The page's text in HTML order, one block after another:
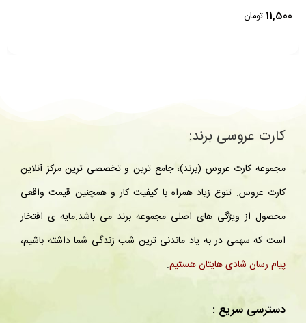
تومان 6,300
کارت عروسی برند:
مجموعه کارت عروس (برند)، جامع ترین و تخصصی ترین مرکز آنلاین
کارت عروس. تنوع زیاد همراه با کیفیت کار و همچنین قیمت واقعی
محصول از ویژگی های اصلی مجموعه برند می باشد.مایه ی افتخار
است که سهمی در به یاد ماندنی ترین شب زندگی شما داشته باشیم،
پیام رسان شادی هایتان هستیم.
دسترسی سریع :